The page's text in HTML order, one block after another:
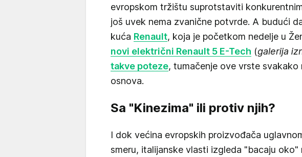
evropskom tržištu suprotstaviti
još uvek nema zvanične potvrde. A budući
kuća Renault, koja je početkom nedelje u
novi električni Renault 5 E-Tech (galerija
takve poteze, tumačenje ove vrste svakako
osnova.
Sa "Kinezima" ili protiv njih?
I dok većina evropskih proizvođača
smeru, italijanske vlasti izgleda "bacaju oko"